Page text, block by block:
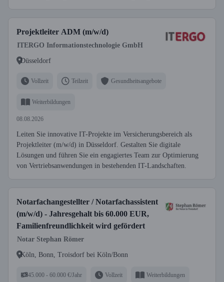
Projektleiter ADM (m/w/d)
ITERGO Informationstechnologie GmbH
Düsseldorf
Vollzeit Teilzeit Gesundheitsangebote
Weiterbildungen
08.08.2026
Leiten Sie innovative IT-Projekte im Versicherungsbereich als
Projektleiter (m/w/d) in Düsseldorf. Gestalten Sie digitale
Lösungen und führen Sie ein engagiertes Team zur Optimierung
von Vertriebsanwendungen in bestehenden IT-Landschaften.
Notarfachangestellter / Notarfachassistent
(m/w/d) - Jahresgehalt bis 60.000 EUR,
Familienfreundlichkeit wird gefördert
Notar Stephan Römer
Köln, Bonn, Troisdorf bei Köln/Bonn
45.000 - 60.000 €/Jahr Vollzeit Weiterbildungen